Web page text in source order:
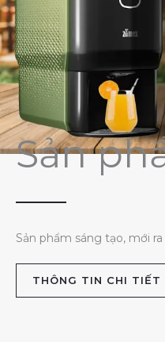
Sản
Sản phẩm sáng tạo, mới
THÔNG TIN CHI TIẾT